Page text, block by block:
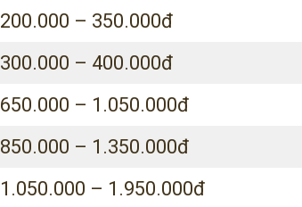
200.000 – 350.000đ
300.000 – 400.000đ
650.000 – 1.050.000đ
850.000 – 1.350.000đ
1.050.000 – 1.950.000đ